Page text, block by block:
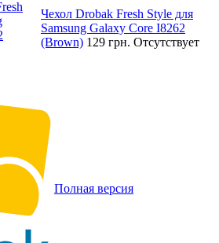
Чехол Drobak Fresh Style для
Samsung Galaxy Core I8262
(Brown) 129 грн. Отсутствует
Полная версия